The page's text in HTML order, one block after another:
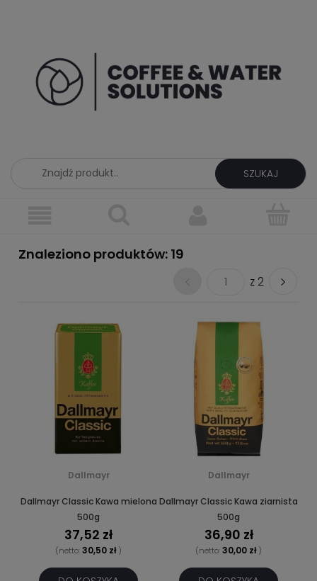
SZUKAJ
Znaleziono produktów: 19
1 z 2
Dallmayr
Dallmayr Classic Kawa mielona
500g
37,52 zł
(netto: 30,50 zł)
Dallmayr
Dallmayr Classic Kawa ziarnista
500g
36,90 zł
(netto: 30,00 zł)